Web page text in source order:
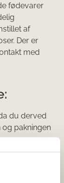
fødevarer
af
Der er
med
du derved
pakningen